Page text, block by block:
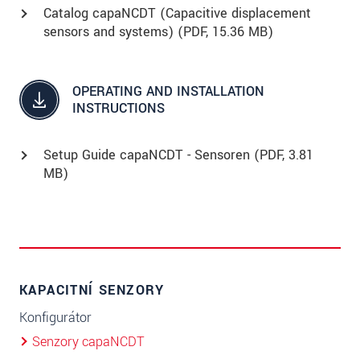
Catalog capaNCDT (Capacitive displacement
sensors and systems) (PDF, 15.36 MB)
OPERATING AND INSTALLATION
INSTRUCTIONS
Setup Guide capaNCDT - Sensoren (PDF, 3.81
MB)
KAPACITNÍ SENZORY
Konfigurátor
Senzory capaNCDT